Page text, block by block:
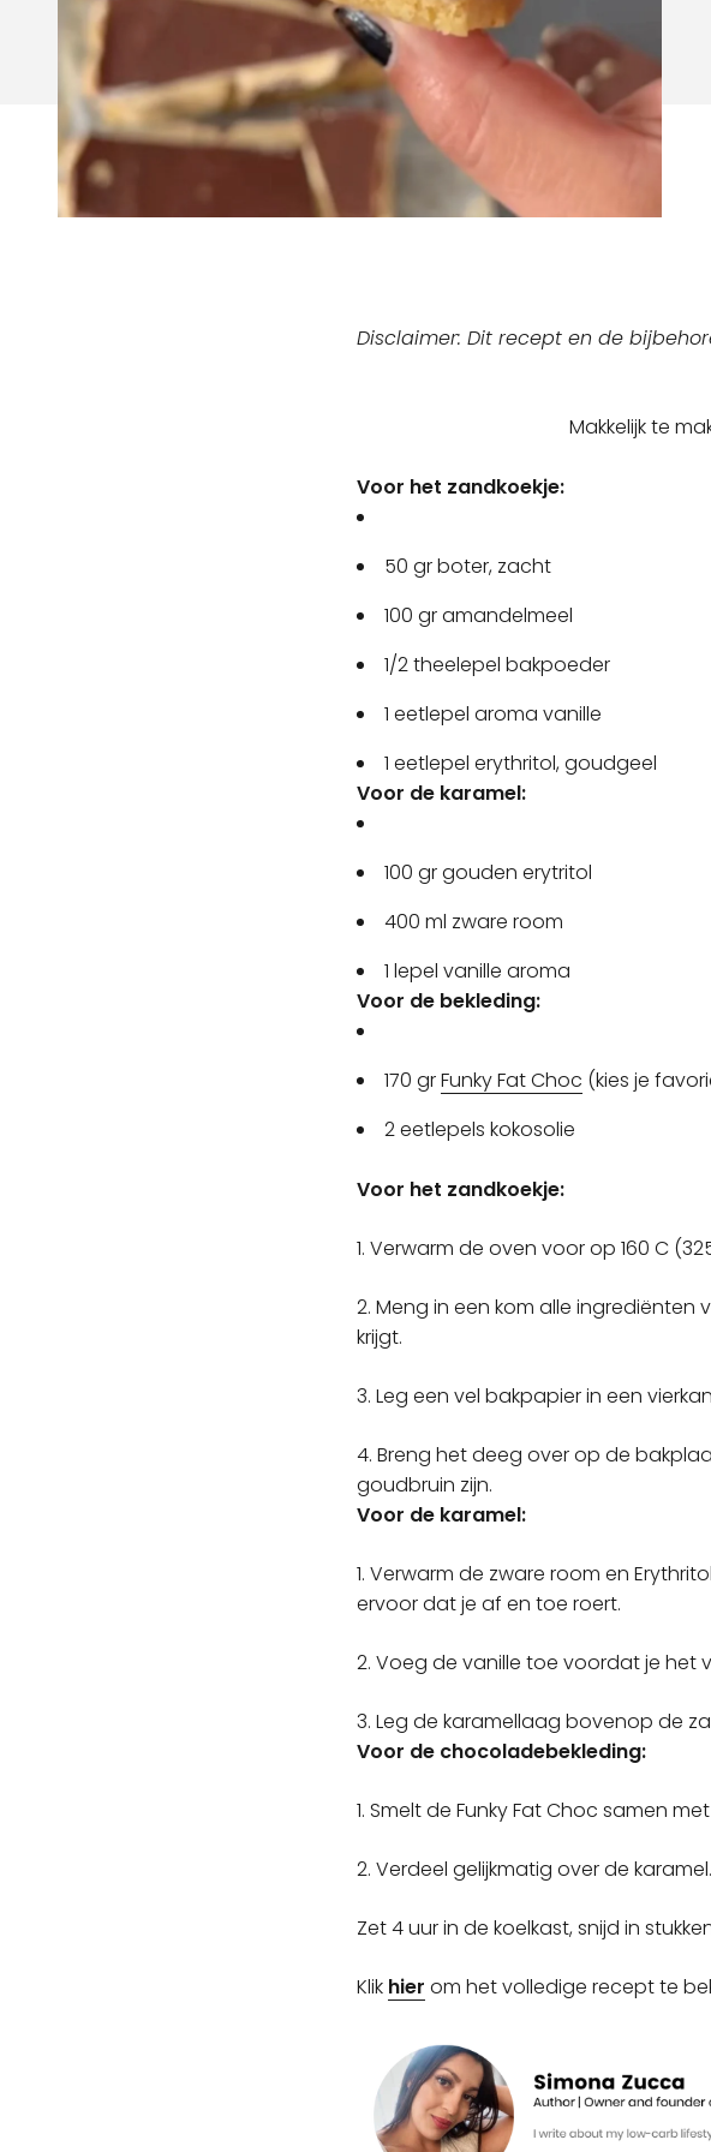
Disclaimer: Dit recept en de
Makkelijk te
Voor het zandkoekje:
50 gr boter, zacht
100 gr amandelmeel
1/2 theelepel bakpoeder
1 eetlepel aroma vanille
1 eetlepel erythritol, goudgeel
Voor de karamel:
100 gr gouden erytritol
400 ml zware room
1 lepel vanille aroma
Voor de bekleding:
170 grFunky Fat Choc (kies je
2 eetlepels kokosolie
Voor het zandkoekje:
1. Verwarm de oven voor op 160 C
2. Meng in een kom alle
krijgt.
3. Leg een vel bakpapier in een
4. Breng het deeg over op de
goudbruin zijn.
Voor de karamel:
1. Verwarm de zware room en
ervoor dat je af en toe roert.
2. Voeg de vanille toe voordat je het
3. Leg de karamellaag bovenop de
Voor de chocoladebekleding:
1. Smelt de Funky Fat Choc samen
2. Verdeel gelijkmatig over de karamel.
Zet 4 uur in de koelkast, snijd in
Klik hier om het volledige recept te